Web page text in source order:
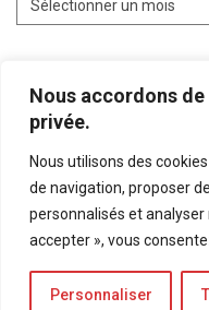
Nous accordons
privée.
Nous utilisons des
de navigation, proposer
personnalisés et
accepter », vous
Personnaliser
Mentions légales
Bluesky
LinkedIn
Twitter